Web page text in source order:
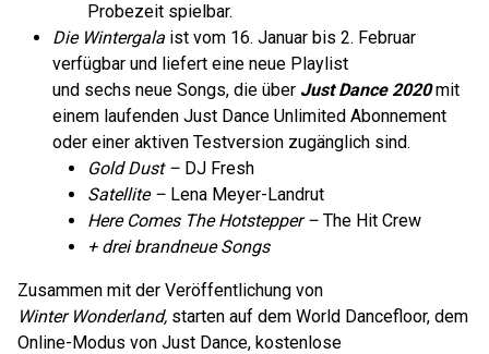
Probezeit spielbar.
Die Wintergala ist vom 16. Januar bis 2. Februar
verfügbar und liefert eine neue Playlist
und sechs neue Songs, die über Just Dance 2020mit
einem laufenden Just Dance Unlimited Abonnement
oder einer aktiven Testversion zugänglich sind.
Gold Dust – DJ Fresh
Satellite – Lena Meyer-Landrut
Here Comes The Hotstepper – The Hit Crew
+ drei brandneue Songs
Zusammen mit der Veröffentlichung von
Winter Wonderland, starten auf dem World Dancefloor, dem
Online-Modus von Just Dance, kostenlose